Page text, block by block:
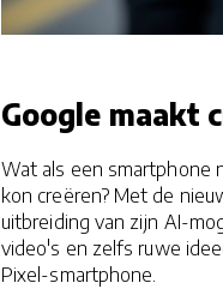
Google maakt
Wat als een smartphone
kon creëren? Met de
uitbreiding van zijn AI-
video's en zelfs ruwe
Pixel-smartphone.